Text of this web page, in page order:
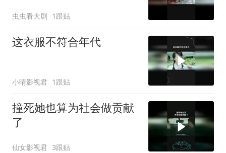
虫虫看大剧 1跟贴
这衣服不符合年代
小晴影视君 1跟贴
撞死她也算为社会做贡献
了
仙女影视君 3跟贴